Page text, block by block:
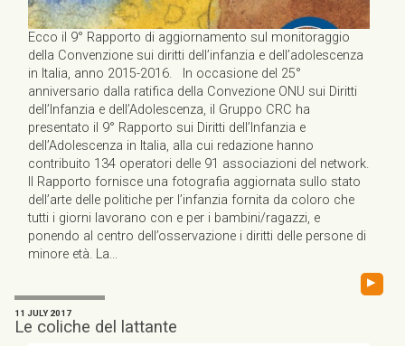
Ecco il 9° Rapporto di aggiornamento sul monitoraggio
della Convenzione sui diritti dell’infanzia e dell’adolescenza
in Italia, anno 2015-2016. In occasione del 25°
anniversario dalla ratifica della Convezione ONU sui Diritti
dell’Infanzia e dell’Adolescenza, il Gruppo CRC ha
presentato il 9° Rapporto sui Diritti dell’Infanzia e
dell’Adolescenza in Italia, alla cui redazione hanno
contribuito 134 operatori delle 91 associazioni del network.
Il Rapporto fornisce una fotografia aggiornata sullo stato
dell’arte delle politiche per l’infanzia fornita da coloro che
tutti i giorni lavorano con e per i bambini/ragazzi, e
ponendo al centro dell’osservazione i diritti delle persone di
minore età. La...
▸
11 JULY 2017
Le coliche del lattante